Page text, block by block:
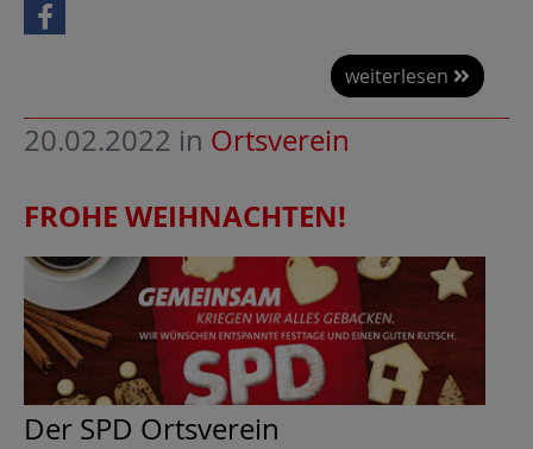
weiterlesen
20.02.2022 in Ortsverein
FROHE WEIHNACHTEN!
Der SPD Ortsverein